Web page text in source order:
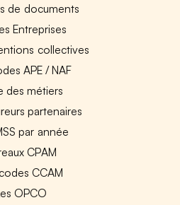
de documents
Entreprises
collectives
APE / NAF
des métiers
partenaires
par année
CPAM
CCAM
OPCO